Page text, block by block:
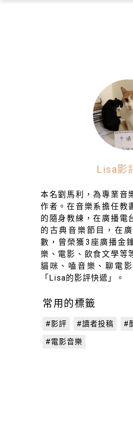
Lisa影
本名劉馬利，為專業音
作者。在音樂系擔任教
的隨身教練，在廣播電
的古典音樂節目，在
數，曾榮獲3座廣播金
樂、電影、飲食文學等
貓咪、嗑音樂、聊電
「Lisa的影評快遞」。
常用的標籤
#影評 #讀者投稿 #
#電影音樂